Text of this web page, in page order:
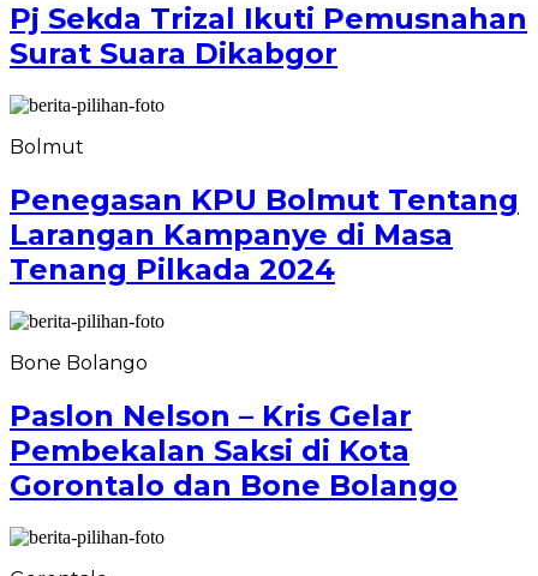
Pj Sekda Trizal Ikuti Pemusnahan
Surat Suara Dikabgor
Bolmut
Penegasan KPU Bolmut Tentang
Larangan Kampanye di Masa
Tenang Pilkada 2024
Bone Bolango
Paslon Nelson – Kris Gelar
Pembekalan Saksi di Kota
Gorontalo dan Bone Bolango